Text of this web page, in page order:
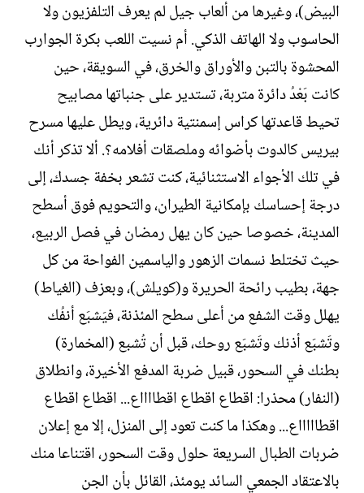
البيض)، وغيرها من ألعاب جيل لم يعرف التلفزيون ولا
الحاسوب ولا الهاتف الذكي. أم نسيت اللعب بكرة الجوارب
المحشوة بالتبن والأوراق والخرق، في السويقة، حين
كانت بَعْدُ دائرة متربة، تستدير على جنباتها مصابيح
تحيط قاعدتها كراس إسمنتية دائرية، ويطل عليها مسرح
بيريس كالدوت بأضوائه وملصقات أفلامه؟. ألا تذكر أنك
في تلك الأجواء الاستثنائية، كنت تشعر بخفة جسدك، إلى
درجة إحساسك بإمكانية الطيران، والتحويم فوق أسطح
المدينة، خصوصا حين كان يهل رمضان في فصل الربيع،
حيث تختلط نسمات الزهور والياسمين الفواحة من كل
جهة، بطيب رائحة الحريرة و(كويلش)، وبعزف (الغياط)
يهلل وقت الشفع من أعلى سطح المئذنة، فيَشبَع أنفُك
وتَشبَع أذنك وتَشبَع روحك، قبل أن تُشبع (المخمارة)
بطنك في السحور، قبيل ضربة المدفع الأخيرة، وانطلاق
(النفار) محذرا: اقطاع اقطاع اقطااااع... اقطاع اقطاع
اقطاااااع... وهكذا ما كنت تعود إلى المنزل، إلا مع إعلان
ضربات الطبال السريعة حلول وقت السحور، اقتناعا منك
بالاعتقاد الجمعي السائد يومئذ، القائل بأن الجن